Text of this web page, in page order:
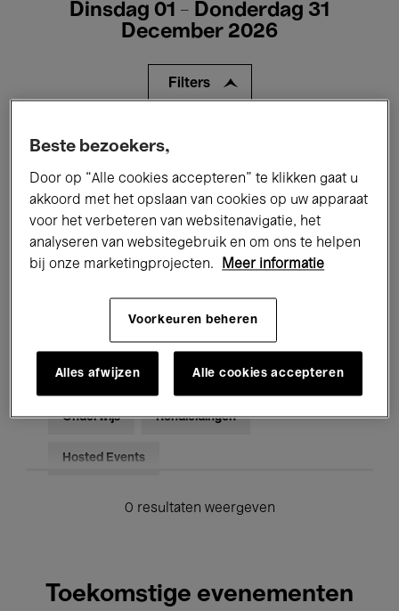
Dinsdag 01 - Donderdag 31
December 2026
Filters
Alle evenementen
Tentoonstellingen Films
Performances Lezingen & Debatten
Jazz Klassieke Muziek Global Music
Voor iedereen Kids’ Palace
Onderwijs Rondleidingen
Hosted Events
0 resultaten weergeven
Toekomstige evenementen
Beste bezoekers,
Door op “Alle cookies accepteren” te klikken gaat u
akkoord met het opslaan van cookies op uw apparaat
voor het verbeteren van websitenavigatie, het
analyseren van websitegebruik en om ons te helpen
bij onze marketingprojecten.
Meer informatie
Voorkeuren beheren
Alles afwijzen Alle cookies accepteren